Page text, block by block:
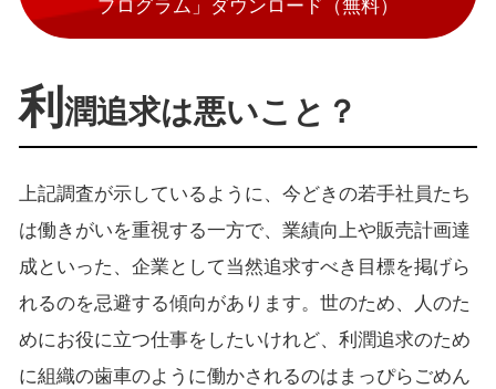
プログラム」ダウンロード（無料）
利 潤追求は悪いこと？
上記調査が示しているように、今どきの若手社員たち
は働きがいを重視する一方で、業績向上や販売計画達
成といった、企業として当然追求すべき目標を掲げら
れるのを忌避する傾向があります。世のため、人のた
めにお役に立つ仕事をしたいけれど、利潤追求のため
に組織の歯車のように働かされるのはまっぴらごめん